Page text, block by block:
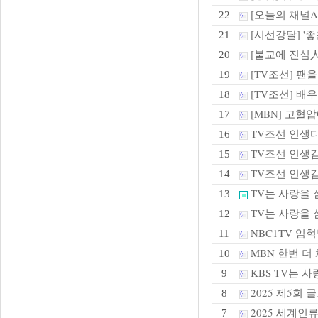
22 [오늘의 채널
21 [시선강탈] '
20 [불교에 진심
19 [TV조선] 팬
18 [TV조선] 배
17 [MBN] 고혈
16 TV조선 인생
15 TV조선 인생
14 TV조선 인생
13 TV는 사랑을
12 TV는 사랑을
11 NBC1TV 임
10 MBN 한번 더
9 KBS TV는 사
8 2025 제5회
7 2025 세계인